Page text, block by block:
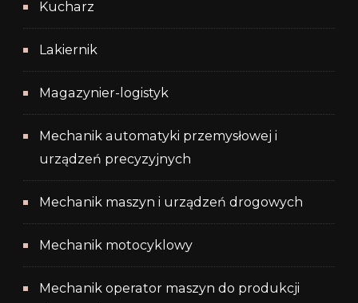
Kucharz
Lakiernik
Magazynier-logistyk
Mechanik automatyki przemysłowej i
urządzeń precyzyjnych
Mechanik maszyn i urządzeń drogowych
Mechanik motocyklowy
Mechanik operator maszyn do produkcji